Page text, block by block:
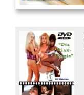
And Confused #8 - ...